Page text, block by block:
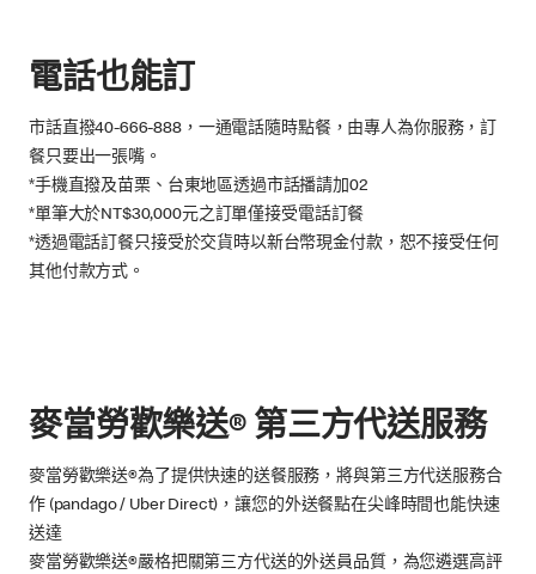
電話也能訂
市話直撥40-666-888，一通電話隨時點餐，由專人為你服務，訂
餐只要出一張嘴。
*手機直撥及苗栗、台東地區透過市話播請加02
*單筆大於NT$30,000元之訂單僅接受電話訂餐
*透過電話訂餐只接受於交貨時以新台幣現金付款，恕不接受任何
其他付款方式。
麥當勞歡樂送® 第三方代送服務
麥當勞歡樂送®為了提供快速的送餐服務，將與第三方代送服務合
作 (pandago / Uber Direct)，讓您的外送餐點在尖峰時間也能快速
送達
麥當勞歡樂送®嚴格把關第三方代送的外送員品質，為您遴選高評